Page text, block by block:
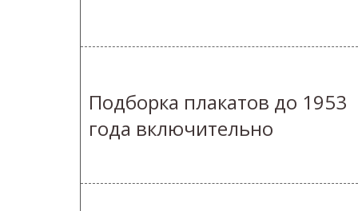
Подборка плакатов до 1953
года включительно